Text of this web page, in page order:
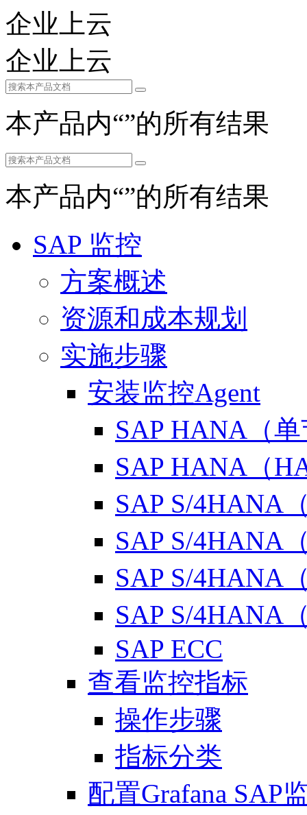
企业上云
企业上云
本产品内“”的所有结果
本产品内“”的所有结果
SAP 监控
方案概述
资源和成本规划
实施步骤
安装监控Agent
SAP HANA（
SAP HANA（
SAP S/4HANA
SAP S/4HANA
SAP S/4HANA
SAP S/4HANA
SAP ECC
查看监控指标
操作步骤
指标分类
配置Grafana SAP